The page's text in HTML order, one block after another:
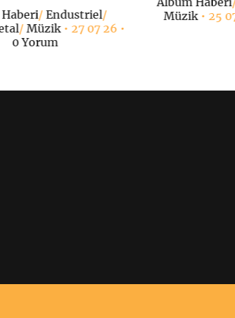
/Endustriel/
/Müzik• 27 07 26 •
0 Yorum
Müzik• 25